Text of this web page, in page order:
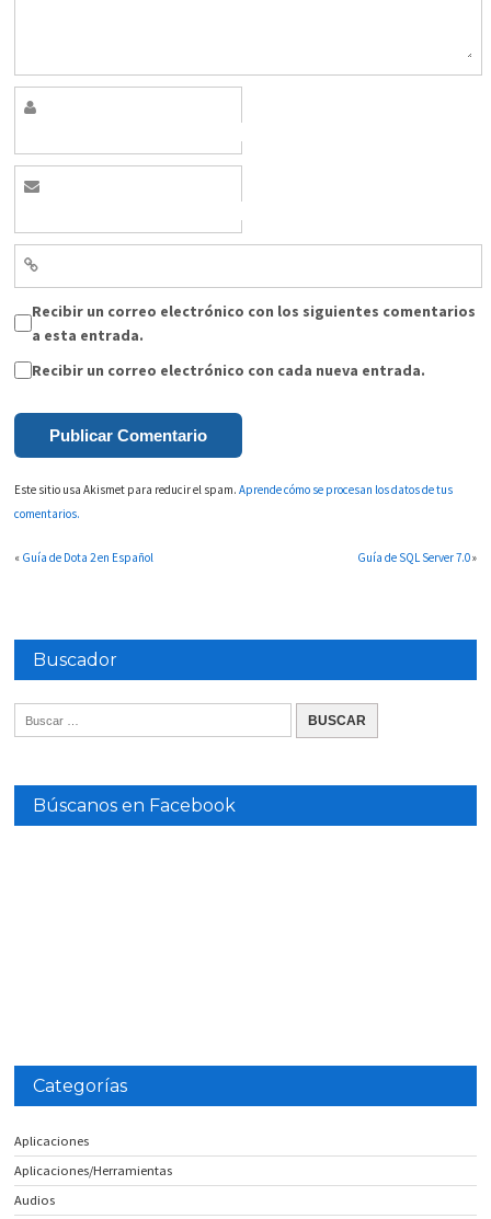
Recibir un correo electrónico con los siguientes comentarios
a esta entrada.
Recibir un correo electrónico con cada nueva entrada.
Este sitio usa Akismet para reducir el spam.Aprende cómo se procesan los datos de tus
comentarios.
« Guía de Dota 2 en Español Guía de SQL Server 7.0»
Buscador
Búscanos en Facebook
Categorías
Aplicaciones
Aplicaciones/Herramientas
Audios